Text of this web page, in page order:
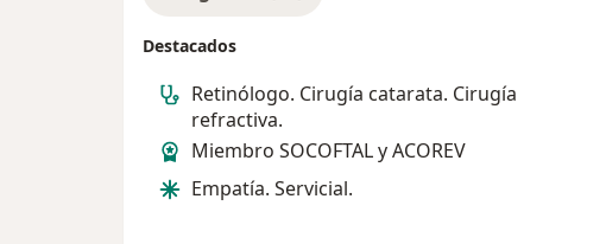
Destacados
Retinólogo. Cirugía catarata. Cirugía
refractiva.
Miembro SOCOFTAL y ACOREV
Empatía. Servicial.